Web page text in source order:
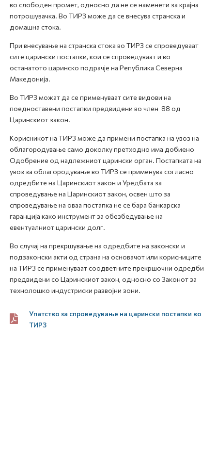
во слободен промет, односно да не се наменети за крајна
потрошувачка. Во ТИРЗ може да се внесува странска и
домашна стока.
При внесување на странска стока во ТИРЗ се спроведуваат
сите царински постапки, кои се спроведуваат и во
останатото царинско подрачје на Република Северна
Македонија.
Во ТИРЗ можат да се применуваат сите видови на
поедноставени постапки предвидени во член 88 од
Царинскиот закон.
Корисникот на ТИРЗ може да примени постапка на увоз на
облагородување само доколку претходно има добиено
Одобрение од надлежниот царински орган. Постапката на
увоз за облагородување во ТИРЗ се применува согласно
одредбите на Царинскиот закон и Уредбата за
спроведување на Царинскиот закон, освен што за
спроведување на оваа постапка не се бара банкарска
гаранција како инструмент за обезбедување на
евентуалниот царински долг.
Во случај на прекршување на одредбите на законски и
подзаконски акти од страна на основачот или корисниците
на ТИРЗ се применуваат соодветните прекршочни одредби
предвидени со Царинскиот закон, односно со Законот за
технолошко индустриски развојни зони.
Упатство за спроведување на царински постапки во
ТИРЗ